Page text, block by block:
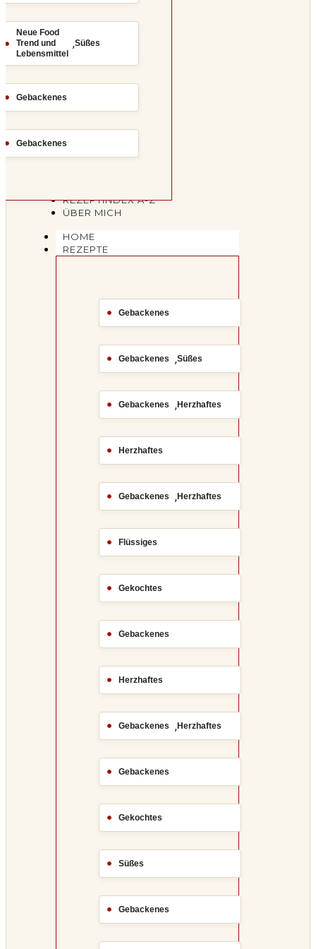
Neue Food
Trend und
Lebensmittel
,Süßes
Gebackenes
Gebackenes
REZEPTINDEX A-Z
ÜBER MICH
HOME
REZEPTE
Gebackenes
Gebackenes ,Süßes
Gebackenes ,Herzhaftes
Herzhaftes
Gebackenes ,Herzhaftes
Flüssiges
Gekochtes
Gebackenes
Herzhaftes
Gebackenes ,Herzhaftes
Gebackenes
Gekochtes
Süßes
Gebackenes